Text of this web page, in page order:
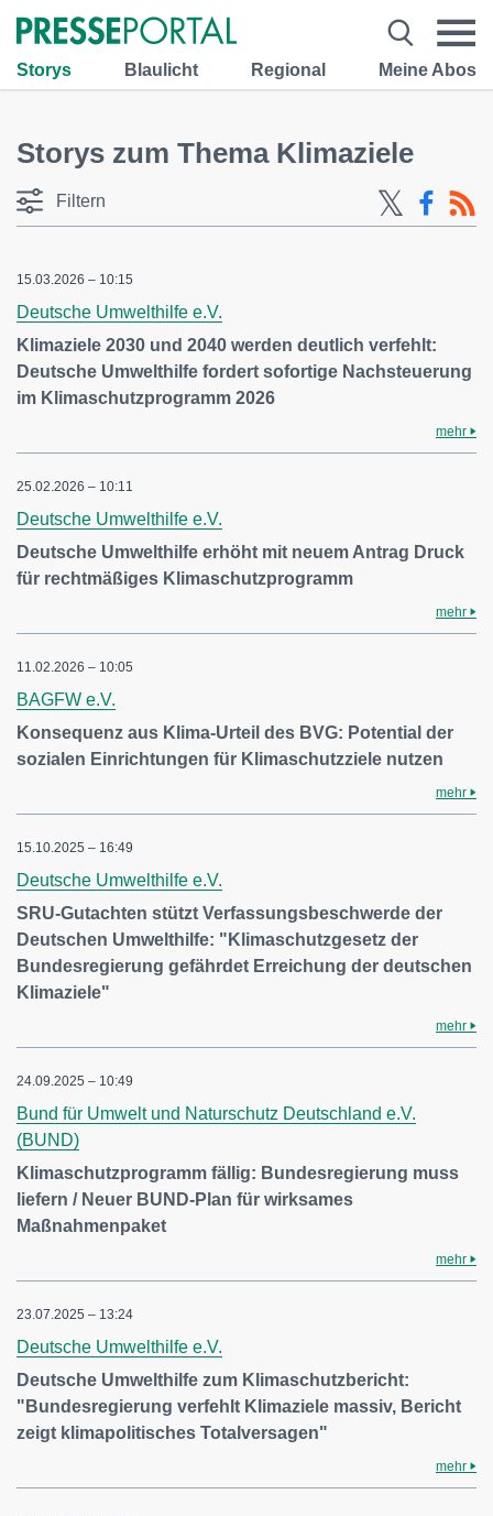
Storys Blaulicht Regional Meine Abos
Storys zum Thema Klimaziele
Filtern
15.03.2026 – 10:15
Deutsche Umwelthilfe e.V.
Klimaziele 2030 und 2040 werden deutlich verfehlt:
Deutsche Umwelthilfe fordert sofortige Nachsteuerung
im Klimaschutzprogramm 2026
mehr
25.02.2026 – 10:11
Deutsche Umwelthilfe e.V.
Deutsche Umwelthilfe erhöht mit neuem Antrag Druck
für rechtmäßiges Klimaschutzprogramm
mehr
11.02.2026 – 10:05
BAGFW e.V.
Konsequenz aus Klima-Urteil des BVG: Potential der
sozialen Einrichtungen für Klimaschutzziele nutzen
mehr
15.10.2025 – 16:49
Deutsche Umwelthilfe e.V.
SRU-Gutachten stützt Verfassungsbeschwerde der
Deutschen Umwelthilfe: "Klimaschutzgesetz der
Bundesregierung gefährdet Erreichung der deutschen
Klimaziele"
mehr
24.09.2025 – 10:49
Bund für Umwelt und Naturschutz Deutschland e.V.
(BUND)
Klimaschutzprogramm fällig: Bundesregierung muss
liefern / Neuer BUND-Plan für wirksames
Maßnahmenpaket
mehr
23.07.2025 – 13:24
Deutsche Umwelthilfe e.V.
Deutsche Umwelthilfe zum Klimaschutzbericht:
"Bundesregierung verfehlt Klimaziele massiv, Bericht
zeigt klimapolitisches Totalversagen"
mehr